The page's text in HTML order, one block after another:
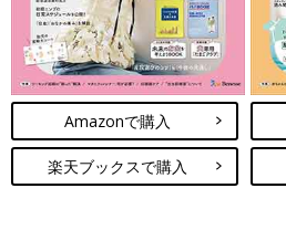
くのでは、ベビーカーの振動も格段
赤ちゃん連れのおでかけでは、でき
へ出かけたいもの。
おむつ替えスペースや赤ちゃん連れ
と一緒に、道路環境についても頭に
ようにしましょう。
いかがでしたか？ 楽しいおでかけ
Amazonで購入
楽天ブックスで購入